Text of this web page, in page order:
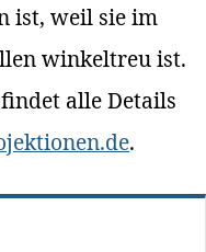
ist, weil sie im
winkeltreu ist.
alle Details
.